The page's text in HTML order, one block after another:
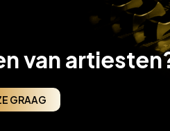
van
GRAAG